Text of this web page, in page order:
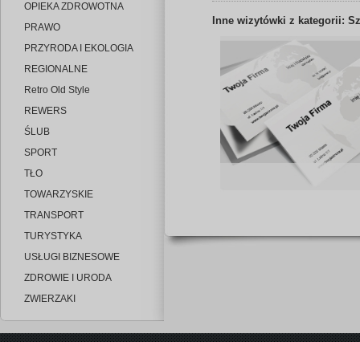
OPIEKA ZDROWOTNA
PRAWO
PRZYRODA I EKOLOGIA
REGIONALNE
Retro Old Style
REWERS
ŚLUB
SPORT
TŁO
TOWARZYSKIE
TRANSPORT
TURYSTYKA
USŁUGI BIZNESOWE
ZDROWIE I URODA
ZWIERZAKI
Inne wizytówki z kategorii: